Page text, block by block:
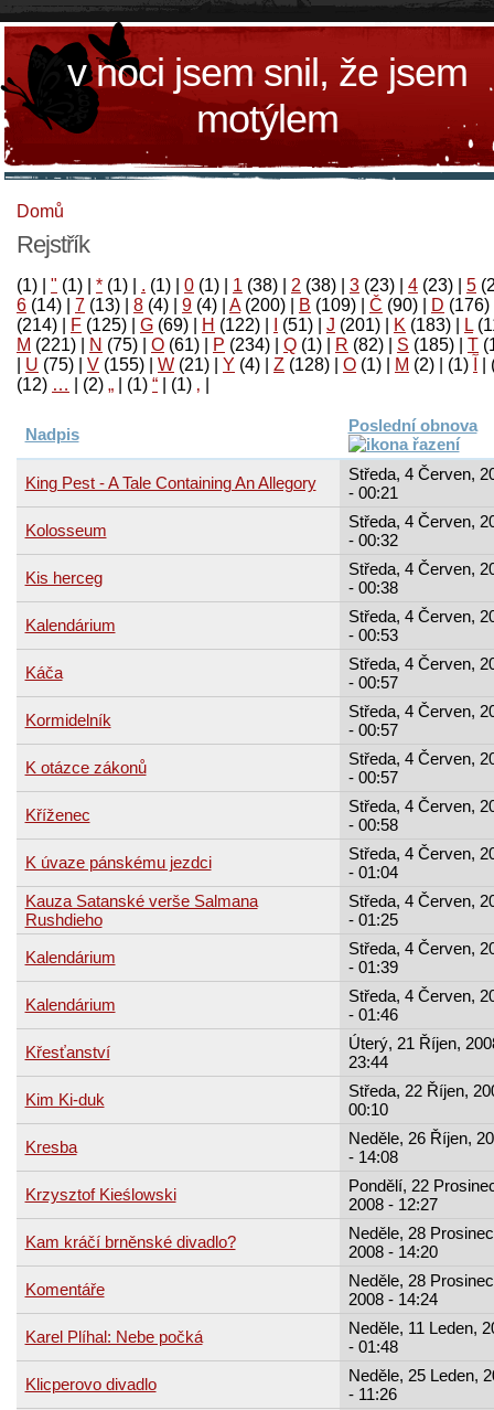
v noci jsem snil, že jsem
motýlem
Domů
Rejstřík
(1) " (1) * (1) . (1) 0 (1) 1 (38) 2 (38) 3 (23) 4 (23) 5
6 (14) 7 (13) 8 (4) 9 (4) A(200) B (109) Č (90) D (176)
(214)
F (125) G (69) H (122) (51) J (201) K (183) L
M (221) N (75) O (61) P (234) Q (1) R (82) S (185) T
U (75) V (155) W (21) Y (4) Z (128) Ο (1) М (2)
(1)
‚
(1)
“
(1)
„
(2)
…
(12)
Nadpis Poslední obnova
King Pest - A Tale Containing An Allegory
Středa, 4 Červen,
- 00:21
Kolosseum
Středa, 4 Červen,
- 00:32
Kis herceg
Středa, 4 Červen,
- 00:38
Kalendárium
Středa, 4 Červen,
- 00:53
Káča
Středa, 4 Červen,
- 00:57
Kormidelník
Středa, 4 Červen,
- 00:57
K otázce zákonů
Středa, 4 Červen,
- 00:57
Kříženec
Středa, 4 Červen,
- 00:58
K úvaze pánskému jezdci
Středa, 4 Červen,
- 01:04
Kauza Satanské verše Salmana
Rushdieho
Středa, 4 Červen,
- 01:25
Kalendárium
Středa, 4 Červen,
- 01:39
Kalendárium
Středa, 4 Červen,
- 01:46
Křesťanství
Úterý, 21 Říjen,
23:44
Kim Ki-duk
Středa, 22 Říjen,
00:10
Kresba
Neděle, 26 Říjen,
- 14:08
Krzysztof Kieślowski
Pondělí, 22
2008 - 12:27
Kam kráčí brněnské divadlo?
Neděle, 28
2008 - 14:20
Komentáře
Neděle, 28
2008 - 14:24
Karel Plíhal: Nebe počká
Neděle, 11 Leden,
- 01:48
Klicperovo divadlo
Neděle, 25 Leden,
- 11:26